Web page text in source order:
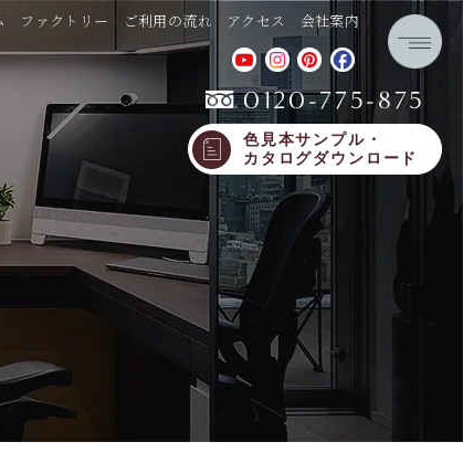
ファクトリー ご利用の流れ アクセス 会社案内
0120-775-875
色見本サンプル・
カタログダウンロード